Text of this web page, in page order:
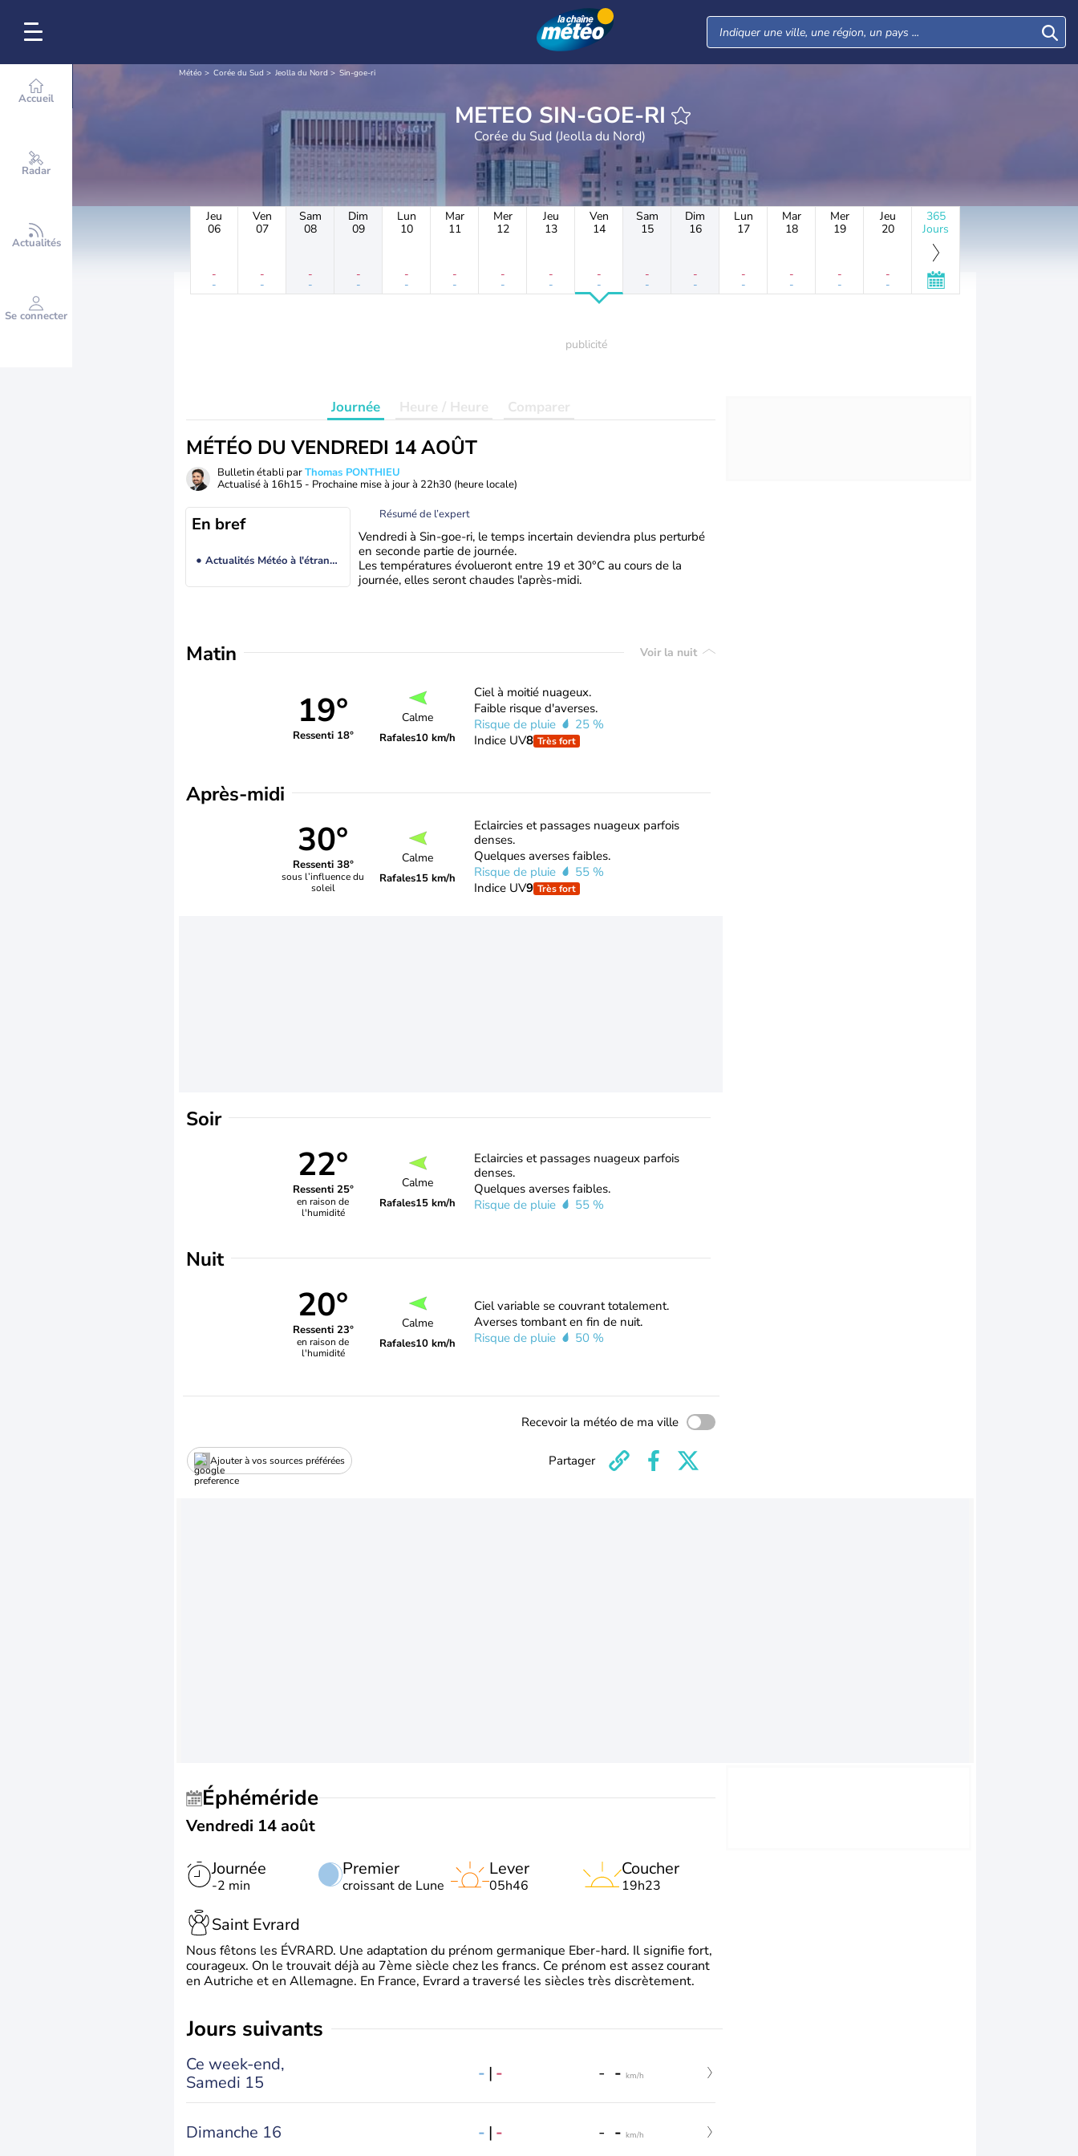
Accueil
Radar
Actualités
Se connecter
Météo Corée du Sud Jeolla du Nord Sin-goe-ri
METEO SIN-GOE-RI
Corée du Sud (Jeolla du Nord)
Jeu
06
-
-
Ven
07
-
-
Sam
08
-
-
Dim
09
-
-
Lun
10
-
-
Mar
11
-
-
Mer
12
-
-
Jeu
13
-
-
Ven
14
-
-
Sam
15
-
-
Dim
16
-
-
Lun
17
-
-
Mar
18
-
-
Mer
19
-
-
Jeu
20
-
-
365
Jours
Journée Heure / Heure Comparer
MÉTÉO DU VENDREDI 14 AOÛT
Bulletin établi parThomas PONTHIEU
Actualisé à 16h15 - Prochaine mise à jour à 22h30 (heure locale)
En bref
Actualités Météo à l'étranger
Résumé de l’expert
Vendredi à Sin-goe-ri, le temps incertain deviendra plus perturbé
en seconde partie de journée.
Les températures évolueront entre 19 et 30°C au cours de la
journée, elles seront chaudes l'après-midi.
Matin Voir la nuit
19°
Ressenti 18°
Calme
Rafales10 km/h
Ciel à moitié nuageux.
Faible risque d'averses.
Risque de pluie
25 %
Indice UV8 Très fort
Après-midi
30°
Ressenti 38°
sous l’influence du
soleil
Calme
Rafales15 km/h
Eclaircies et passages nuageux parfois
denses.
Quelques averses faibles.
Risque de pluie
55 %
Indice UV9 Très fort
Soir
22°
Ressenti 25°
en raison de
l'humidité
Calme
Rafales15 km/h
Eclaircies et passages nuageux parfois
denses.
Quelques averses faibles.
Risque de pluie
55 %
Nuit
20°
Ressenti 23°
en raison de
l'humidité
Calme
Rafales10 km/h
Ciel variable se couvrant totalement.
Averses tombant en fin de nuit.
Risque de pluie
50 %
Recevoir la météo de ma ville
Ajouter à vos sources préférées Partager
Éphéméride
Vendredi 14 août
Journée
-2 min
Premier
croissant de Lune
Lever
05h46
Coucher
19h23
Saint Evrard
Nous fêtons les ÉVRARD. Une adaptation du prénom germanique Eber-hard. Il signifie fort,
courageux. On le trouvait déjà au 7ème siècle chez les francs. Ce prénom est assez courant
en Autriche et en Allemagne. En France, Evrard a traversé les siècles très discrètement.
jours suivants
Ce week-end,
Samedi 15
- | - - - km/h
Dimanche 16 - | - - - km/h